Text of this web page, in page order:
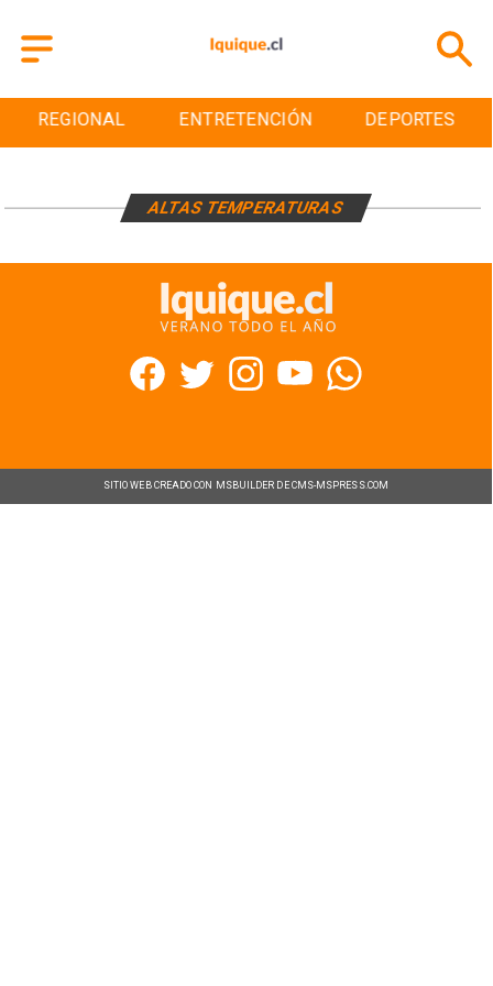
REGIONAL ENTRETENCIÓN DEPORTES
ALTAS TEMPERATURAS
SITIO WEB CREADO CON MSBUILDER DE CMS-MSPRESS.COM